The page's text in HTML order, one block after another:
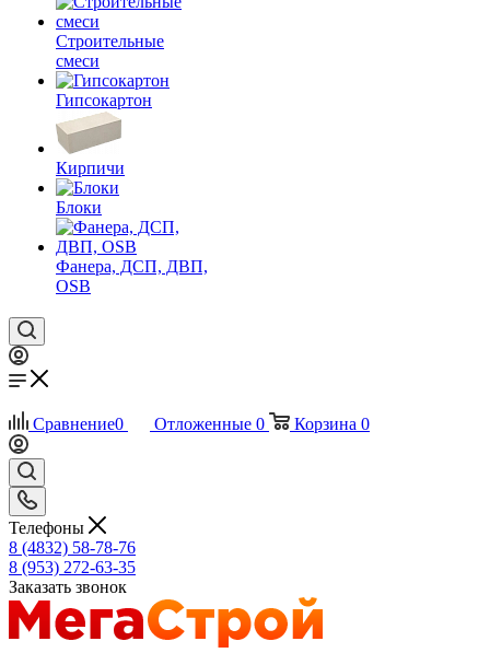
Строительные
смеси
Гипсокартон
Кирпичи
Блоки
Фанера, ДСП, ДВП,
OSB
Сравнение0 Отложенные 0 Корзина 0
Телефоны
8 (4832) 58-78-76
8 (953) 272-63-35
Заказать звонок